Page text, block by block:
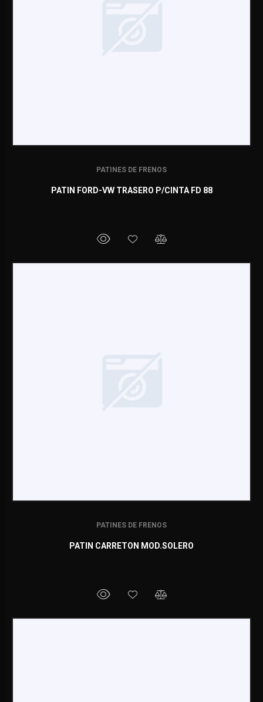
PATINES DE FRENOS
PATIN FORD-VW TRASERO P/CINTA FD 88
PATINES DE FRENOS
PATIN CARRETON MOD.SOLERO